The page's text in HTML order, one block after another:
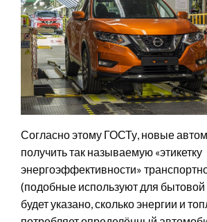
Согласно этому ГОСТу, новые
получить так называемую «этикетку
энергоэффективности»
(подобные используют для бытовой
будет указано, сколько энергии и